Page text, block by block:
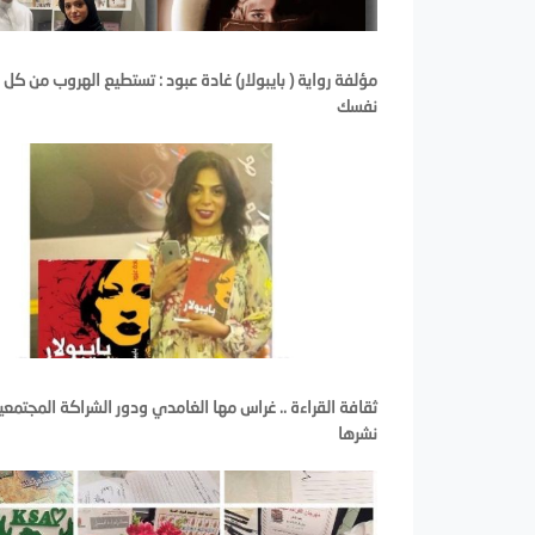
مؤلفة رواية ( بايبولار) غادة عبود : تستطيع الهروب من
نفسك
ثقافة القراءة .. غراس مها الغامدي ودور الشراكة
نشرها